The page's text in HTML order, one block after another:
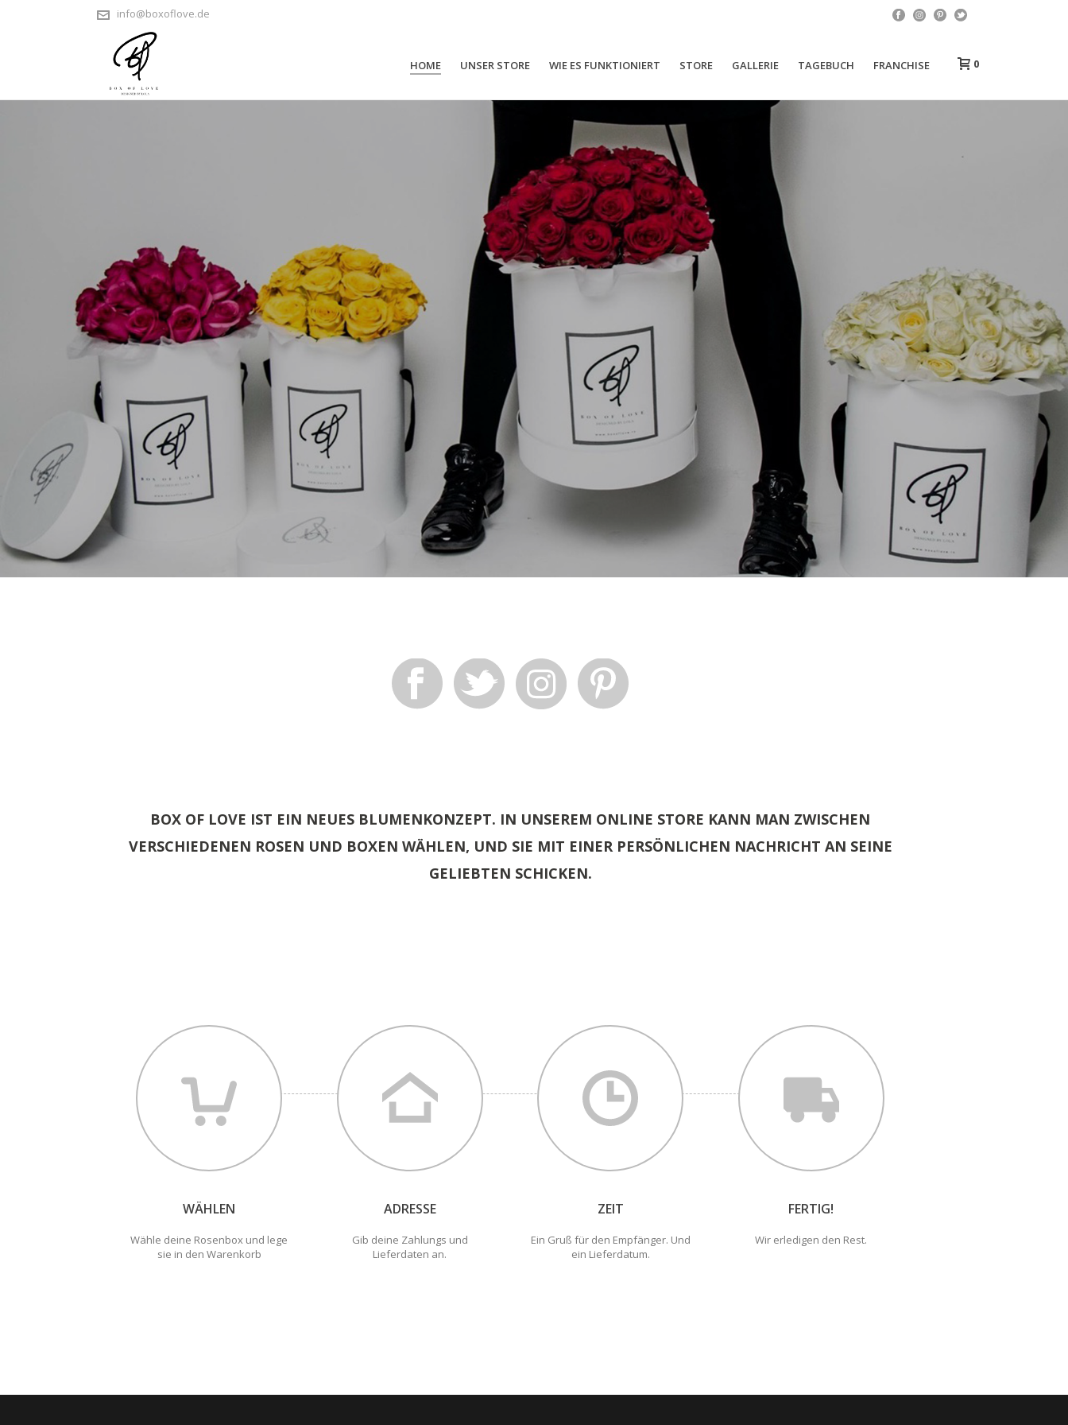
info@boxoflove.de
HOME UNSER STORE WIE ES FUNKTIONIERT STORE GALLERIE TAGEBUCH FRANCHISE 0
München Stuttgart
BOX OF LOVE IST EIN NEUES BLUMENKONZEPT. IN UNSEREM ONLINE STORE KANN MAN ZWISCHEN
VERSCHIEDENEN ROSEN UND BOXEN WÄHLEN, UND SIE MIT EINER PERSÖNLICHEN NACHRICHT AN SEINE
GELIEBTEN SCHICKEN.
WÄHLEN
Wähle deine Rosenbox und lege
sie in den Warenkorb
ADRESSE
Gib deine Zahlungs und
Lieferdaten an.
ZEIT
Ein Gruß für den Empfänger. Und
ein Lieferdatum.
FERTIG!
Wir erledigen den Rest.